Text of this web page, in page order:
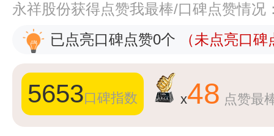
永祥股份获得点赞我最棒/口碑点赞情况
已点亮口碑点赞0个
（未点亮口
5653口碑指数 x48 点赞最